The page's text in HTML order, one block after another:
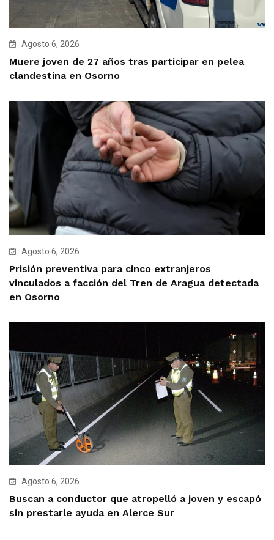
Agosto 6, 2026
Muere joven de 27 años tras participar en pelea
clandestina en Osorno
Agosto 6, 2026
Prisión preventiva para cinco extranjeros
vinculados a facción del Tren de Aragua detectada
en Osorno
Agosto 6, 2026
Buscan a conductor que atropelló a joven y escapó
sin prestarle ayuda en Alerce Sur